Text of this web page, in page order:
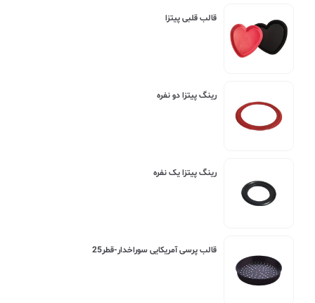
قالب قلبی پیتزا
رینگ پیتزا دو نفره
رینگ پیتزا یک نفره
قالب پرسی آمریکایی سوراخدار-قطر25